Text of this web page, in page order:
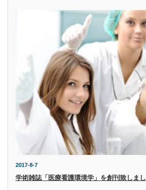
2017-8-7
学術雑誌「医療看護環境学」を創刊致しまし